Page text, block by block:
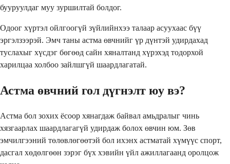
бууруулдаг муу зуршилтай болдог.
Одоог хүртэл ойлгоогүй зүйлийнхээ талаар асуухаас бүү
эргэлзээрэй. Эмч таны астма өвчнийг үр дүнтэй удирдахад
туслахыг хүсдэг бөгөөд сайн хяналтанд хүрэхэд тодорхой
харилцаа холбоо зайлшгүй шаардлагатай.
Астма өвчний гол дүгнэлт юу вэ?
Астма бол зохих ёсоор хянагдаж байвал амьдралыг чинь
хязгаарлах шаардлагагүй удирдаж болох өвчин юм. Зөв
эмчилгээний төлөвлөгөөтэй бол ихэнх астматай хүмүүс спорт,
дасгал хөдөлгөөн зэрэг бүх хэвийн үйл ажиллагаанд оролцож